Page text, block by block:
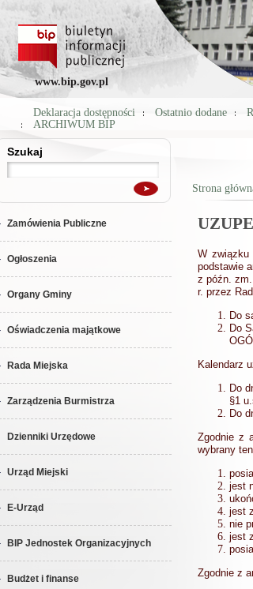
www.bip.gov.pl
Deklaracja dostępności Ostatnio dodane
ARCHIWUM BIP
Szukaj
Szukaj
Zamówienia Publiczne
Ogłoszenia
Organy Gminy
Oświadczenia majątkowe
Rada Miejska
Zarządzenia Burmistrza
Dzienniki Urzędowe
Urząd Miejski
E-Urząd
BIP Jednostek Organizacyjnych
Budżet i finanse
Jesteś
Strona
W związku
podstawie
z późn.
r. przez
Do
Do
Kalendarz
Do
§1
Do
Zgodnie z
wybrany
jest
jest
nie
jest
Zgodnie z